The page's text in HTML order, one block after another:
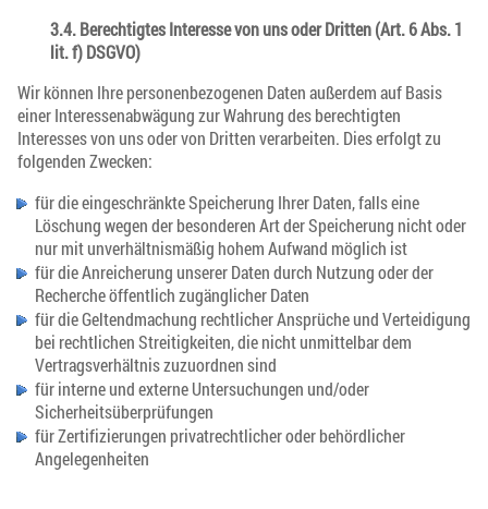
3.4. Berechtigtes Interesse von uns oder Dritten (Art. 6 Abs. 1
lit. f) DSGVO)
Wir können Ihre personenbezogenen Daten außerdem auf Basis
einer Interessenabwägung zur Wahrung des berechtigten
Interesses von uns oder von Dritten verarbeiten. Dies erfolgt zu
folgenden Zwecken:
für die eingeschränkte Speicherung Ihrer Daten, falls eine
Löschung wegen der besonderen Art der Speicherung nicht oder
nur mit unverhältnismäßig hohem Aufwand möglich ist
für die Anreicherung unserer Daten durch Nutzung oder der
Recherche öffentlich zugänglicher Daten
für die Geltendmachung rechtlicher Ansprüche und Verteidigung
bei rechtlichen Streitigkeiten, die nicht unmittelbar dem
Vertragsverhältnis zuzuordnen sind
für interne und externe Untersuchungen und/oder
Sicherheitsüberprüfungen
für Zertifizierungen privatrechtlicher oder behördlicher
Angelegenheiten